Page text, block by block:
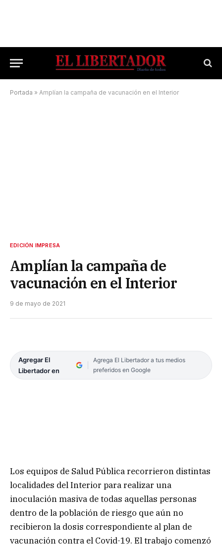
Portada » Amplían la campaña de vacunación en el Interior
EDICIÓN IMPRESA
Amplían la campaña de
vacunación en el Interior
9 de mayo de 2021
Agregar El
Libertador en
Agrega El Libertador a tus medios
preferidos en Google
Los equipos de Salud Pública recorrieron distintas
localidades del Interior para realizar una
inoculación masiva de todas aquellas personas
dentro de la población de riesgo que aún no
recibieron la dosis correspondiente al plan de
vacunación contra el Covid-19. El trabajo comenzó